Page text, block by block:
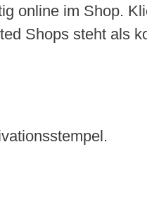
online im Shop.
Shops steht als